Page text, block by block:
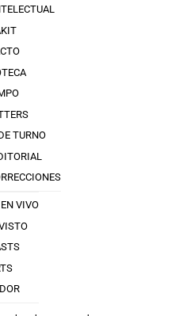
TURNO
VIVO